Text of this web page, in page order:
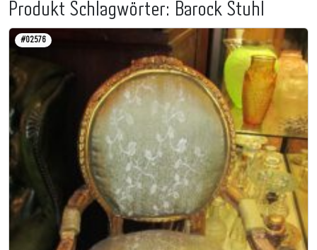
Produkt Schlagwörter: Barock Stuhl
#02576